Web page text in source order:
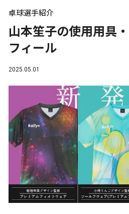
卓球選手紹介
山本笙子の使用用具
フィール
2025.05.01